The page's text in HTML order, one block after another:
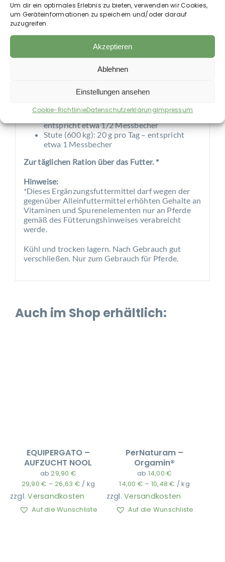
Um dir ein optimales Erlebnis zu bieten, verwenden wir Cookies,
um Geräteinformationen zu speichern und/oder darauf
zuzugreifen.
Akzeptieren
Ablehnen
Einstellungen ansehen
Cookie-RichtlinieDatenschutzerklärungImpressum
350,00 mg Mangan aus Glycin-Manganchelat-
Hydrat (3b506), 350,00 mg Zink aus Glycin-
Zinkchelat-Hydrat (3b607), 6,00 mg Selen in
organischer Form aus Saccharomyces cerevisiae
(3b810), 12.000,00 mg Lysin aus L-Lysin-
Monohydrochlorid, technisch rein (3c322),
3.900,00 mg DL-Methionin, technisch rein
Fütterungsempfehlung:
Fohlen ab der 3. Woche: 10 g pro Tag –
entspricht etwa 1/2 Messbecher
Stute (600 kg): 20 g pro Tag – entspricht
etwa 1 Messbecher
Zur täglichen Ration über das Futter. *
Hinweise:
*Dieses Ergänzungsfuttermittel darf wegen der
gegenüber Alleinfuttermittel erhöhten Gehalte an
Vitaminen und Spurenelementen nur an Pferde
gemäß des Fütterungshinweises verabreicht
werde.
Kühl und trocken lagern. Nach Gebrauch gut
verschließen. Nur zum Gebrauch für Pferde.
Auch im Shop erhältlich:
EQUIPERGATO –
AUFZUCHT NOOL
ab29,90 €
29,90€ –26,63 € / kg
zzgl.Versandkosten
Auf die Wunschliste
PerNaturam –
Orgamin®
ab 14,00€
14,00 € – 10,48€ /kg
zzgl.Versandkosten
Auf die Wunschliste